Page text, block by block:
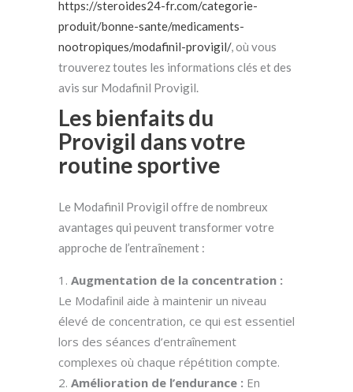
https://steroides24-fr.com/categorie-
produit/bonne-sante/medicaments-
nootropiques/modafinil-provigil/, où vous
trouverez toutes les informations clés et des
avis sur Modafinil Provigil.
Les bienfaits du
Provigil dans votre
routine sportive
Le Modafinil Provigil offre de nombreux
avantages qui peuvent transformer votre
approche de l’entraînement :
Augmentation de la concentration :
Le Modafinil aide à maintenir un niveau
élevé de concentration, ce qui est essentiel
lors des séances d’entraînement
complexes où chaque répétition compte.
Amélioration de l’endurance : En